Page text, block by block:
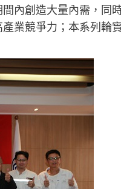
內創造大量內需，同
業競爭力；本系列輪